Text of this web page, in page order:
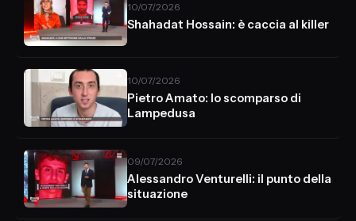
10/07/2026
Shahadat Hossain: è caccia al killer
10/07/2026
Pietro Amato: lo scomparso di
Lampedusa
09/07/2026
Alessandro Venturelli: il punto della
situazione